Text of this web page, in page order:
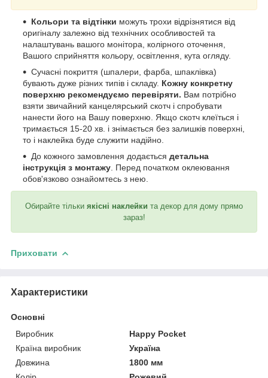
Кольори та відтінки можуть трохи відрізнятися від
оригіналу залежно від технічних особливостей та
налаштувань вашого монітора, колірного оточення,
Вашого сприйняття кольору, освітлення, кута огляду.
Сучасні покриття (шпалери, фарба, шпаклівка)
бувають дуже різних типів і складу. Кожну конкретну
поверхню рекомендуємо перевіряти. Вам потрібно
взяти звичайний канцелярський скотч і спробувати
нанести його на Вашу поверхню. Якщо скотч клеїться і
тримається 15-20 хв. і знімається без залишків поверхні,
то і наклейка буде служити надійно.
До кожного замовлення додається детальна
інструкція з монтажу . Перед початком оклеювання
обов'язково ознайомтесь з нею.
Обирайте тільки якісні наклейки та декор для дому прямо
зараз!
Приховати
Характеристики
Основні
Виробник
Happy Pocket
Країна виробник
Україна
Довжина
1800 мм